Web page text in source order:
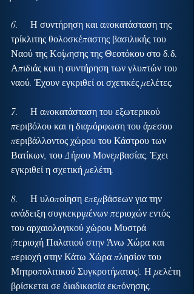
6.     Η συντήρηση και αποκατάσταση της
τρίκλιτης θολοσκέπαστης βασιλικής του
Ναού της Κοίμησης της Θεοτόκου στο δ.δ.
Απιδιάς και η συντήρηση των γλυπτών του
ναού. Έχουν εγκριθεί οι σχετικές μελέτες.
7.     Η αποκατάσταση του εξωτερικού
περιβόλου και η διαμόρφωση του άμεσου
περιβάλλοντος χώρου του Κάστρου των
Βατίκων, του Δήμου Μονεμβασίας. Έχει
εγκριθεί η σχετική μελέτη.
8.     Η υλοποίηση επεμβάσεων για την
ανάδειξη συγκεκριμένων περιοχών εντός
του αρχαιολογικού χώρου Μυστρά
(περιοχή Παλατιού στην Άνω Χώρα και
περιοχή στην Κάτω Χώρα πλησίον του
Μητροπολιτικού Συγκροτήματος). Η μελέτη
βρίσκεται σε διαδικασία εκπόνησης.